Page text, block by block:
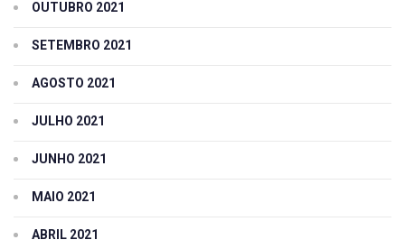
OUTUBRO 2021
SETEMBRO 2021
AGOSTO 2021
JULHO 2021
JUNHO 2021
MAIO 2021
ABRIL 2021